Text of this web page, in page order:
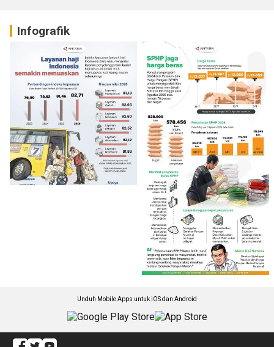
Infografik
Unduh Mobile Apps untuk iOS dan Android